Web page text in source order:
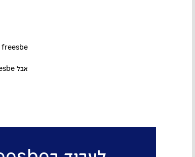
אבל freesbe זה הרבה יותר ממכונית – זה גם ביטוח, מימון, אביזרים, שירות, וכל מה שצריך כדי לעלות על הכביש ובראש שקט.